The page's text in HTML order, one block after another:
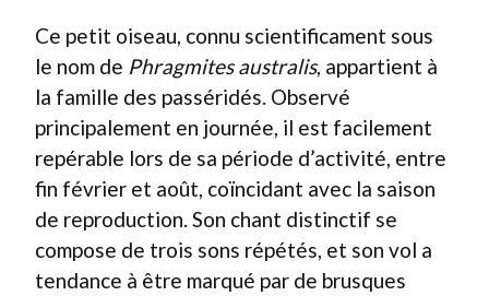
Ce petit oiseau, connu scientificament sous
le nom de Phragmites australis, appartient à
la famille des passéridés. Observé
principalement en journée, il est facilement
repérable lors de sa période d’activité, entre
fin février et août, coïncidant avec la saison
de reproduction. Son chant distinctif se
compose de trois sons répétés, et son vol a
tendance à être marqué par de brusques